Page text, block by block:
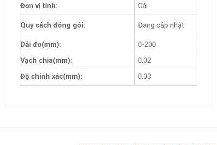
Đơn vị tính:
Cái
Quy cách đóng gói: Đang cập nhật
Dải đo(mm):
0-200
Vạch chia(mm):
0.02
Độ chính xác(mm):
0.03